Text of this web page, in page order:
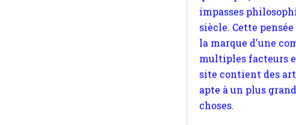
site contient des
apte à un plus
choses.